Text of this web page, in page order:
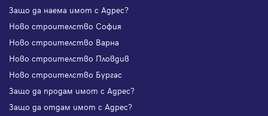
Защо да наема имот с Адрес?
Ново строителство София
Ново строителство Варна
Ново строителство Пловдив
Ново строителство Бургас
Защо да продам имот с Адрес?
Защо да отдам имот с Адрес?